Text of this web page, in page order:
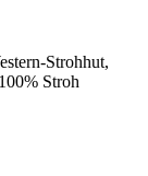
Strohhut,
Stroh